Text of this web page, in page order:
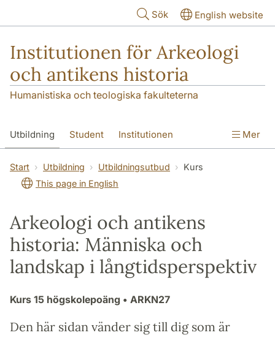
Sök English website
Institutionen för Arkeologi
och antikens historia
Humanistiska och teologiska fakulteterna
Utbildning Student Institutionen
Forskning Kontakt
Mer
Start Utbildning Utbildningsutbud
Kurs
This page in English
Arkeologi och antikens
historia: Människa och
landskap i långtidsperspektiv
Kurs 15 högskolepoäng • ARKN27
Den här sidan vänder sig till dig som är